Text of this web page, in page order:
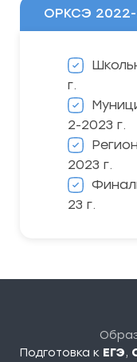
ОРКСЭ 2022-
г.
2-2023 г.
2023 г.
23 г.
Подготовка к ЕГЭ,